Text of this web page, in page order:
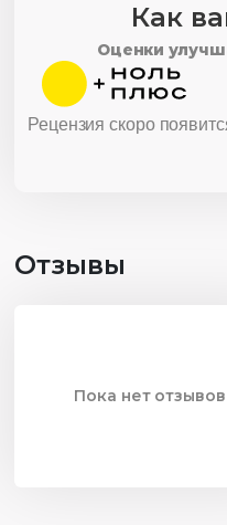
Как
Оценки
Рецензия скоро
Отзывы
Пока нет отзывов